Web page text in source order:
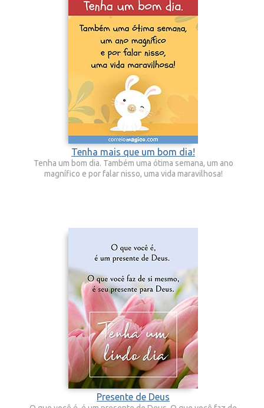
Tenha mais que um bom dia!
Tenha um bom dia. Também uma ótima semana, um ano
magnífico e por falar nisso, uma vida maravilhosa!
Presente de Deus